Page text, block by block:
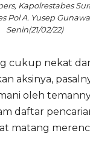
Kapolrestabes
Pol A. Yusep
Senin(21/02/22)
cukup nekat
aksinya,
oleh
daftar
matang